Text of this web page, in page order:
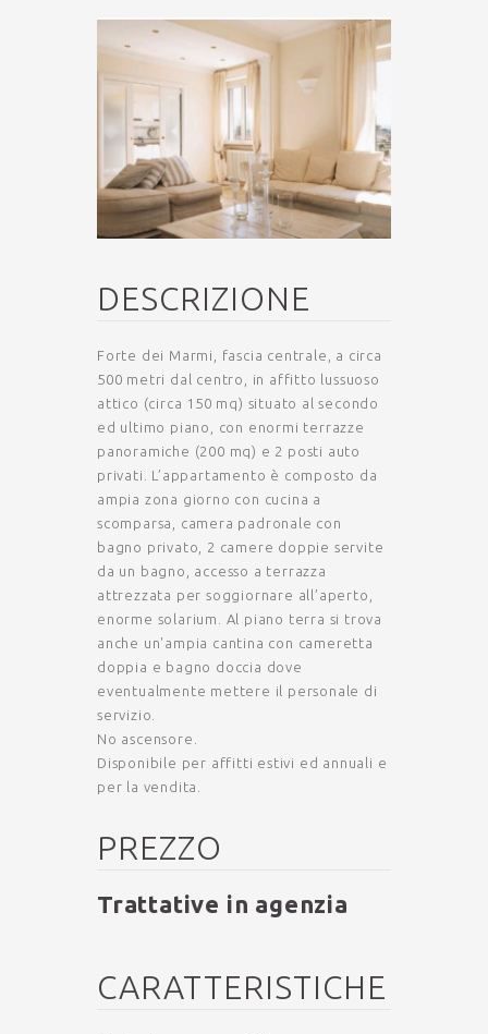
DESCRIZIONE
Forte dei Marmi, fascia centrale, a circa
500 metri dal centro, in affitto lussuoso
attico (circa 150 mq) situato al secondo
ed ultimo piano, con enormi terrazze
panoramiche (200 mq) e 2 posti auto
privati. L’appartamento è composto da
ampia zona giorno con cucina a
scomparsa, camera padronale con
bagno privato, 2 camere doppie servite
da un bagno, accesso a terrazza
attrezzata per soggiornare all’aperto,
enorme solarium. Al piano terra si trova
anche un'ampia cantina con cameretta
doppia e bagno doccia dove
eventualmente mettere il personale di
servizio.
No ascensore.
Disponibile per affitti estivi ed annuali e
per la vendita.
PREZZO
Trattative in agenzia
CARATTERISTICHE